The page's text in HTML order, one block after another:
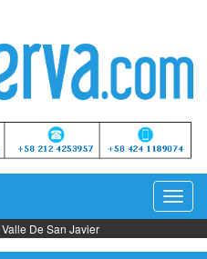
Valle De San Javier